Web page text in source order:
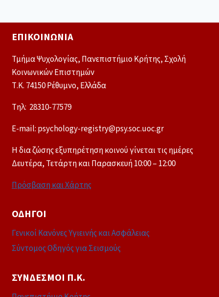
ΕΠΙΚΟΙΝΩΝΊΑ
Τμήμα Ψυχολογίας, Πανεπιστήμιο Κρήτης, Σχολή
Κοινωνικών Επιστημών
Τ.Κ. 74150 Ρέθυμνο, Ελλάδα
Tηλ: 28310-77579
E-mail: psychology-registry@psy.soc.uoc.gr
Η δια ζώσης εξυπηρέτηση κοινού γίνεται τις ημέρες
Δευτέρα, Τετάρτη και Παρασκευή 10:00 – 12:00
Πρόσβαση και Χάρτης
ΟΔΗΓΟΊ
Γενικοί Κανόνες Υγιεινής και Ασφάλειας
Σύντομος Οδηγός για Σεισμούς
ΣΎΝΔΕΣΜΟΙ Π.Κ.